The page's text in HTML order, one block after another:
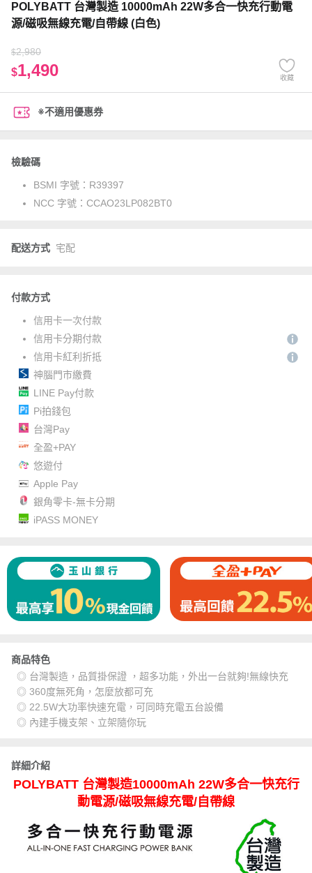
POLYBATT 台灣製造 10000mAh 22W多合一快充行動電
源/磁吸無線充電/自帶線 (白色)
$2,980
$1,490 收藏
※不適用優惠券
檢驗碼
BSMI 字號： R39397
NCC 字號： CCAO23LP082BT0
配送方式 宅配
付款方式
信用卡一次付款
信用卡分期付款
信用卡紅利折抵
神腦門市繳費
LINE Pay付款
Pi拍錢包
台灣Pay
全盈+PAY
悠遊付
Apple Pay
銀角零卡-無卡分期
iPASS MONEY
商品特色
◎ 台灣製造，品質掛保證 ，超多功能，外出一台就夠!無線快充
◎ 360度無死角，怎麼放都可充
◎ 22.5W大功率快速充電，可同時充電五台設備
◎ 內建手機支架、立架隨你玩
詳細介紹
POLYBATT 台灣製造10000mAh 22W多合一快充行
動電源/磁吸無線充電/自帶線